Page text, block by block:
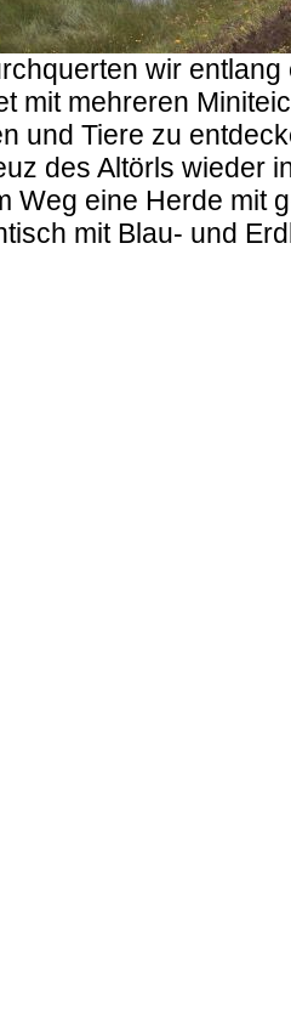
wir
mit mehreren
und Tiere zu
des Altörls wieder
Weg eine Herde mit
mit Blau- und